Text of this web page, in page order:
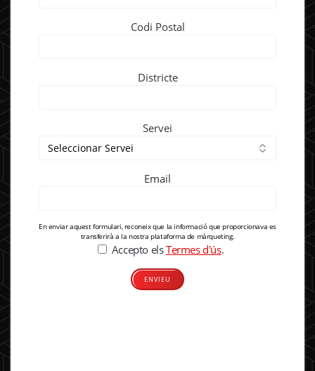
Codi Postal
Districte
Servei
Email
En enviar aquest formulari, reconeix que la informació que proporcionava es
transferirà a la nostra plataforma de màrqueting.
Accepto elsTermes d'ús.